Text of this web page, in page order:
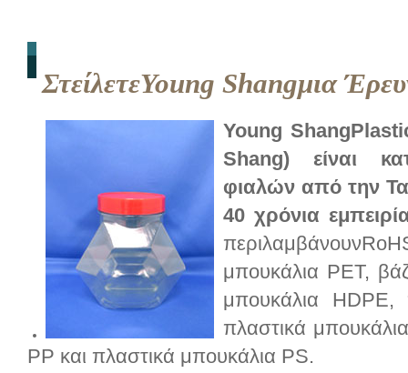
ΣτείλετεYoung Shangμια
Young
Shang) είναι
φιαλών από την
40 χρόνια
μπουκάλια PET,
μπουκάλια HDPE,
πλαστικά
PP και πλαστικά μπουκάλια PS.